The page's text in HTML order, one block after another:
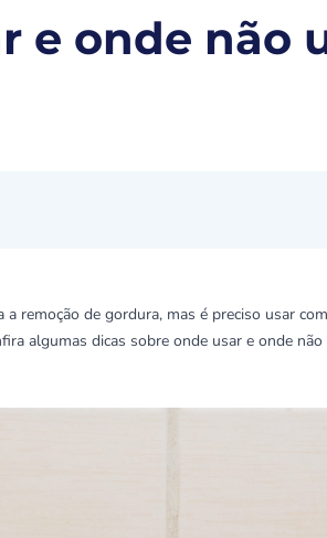
e onde não
remoção de gordura, mas é preciso usar
algumas dicas sobre onde usar e onde